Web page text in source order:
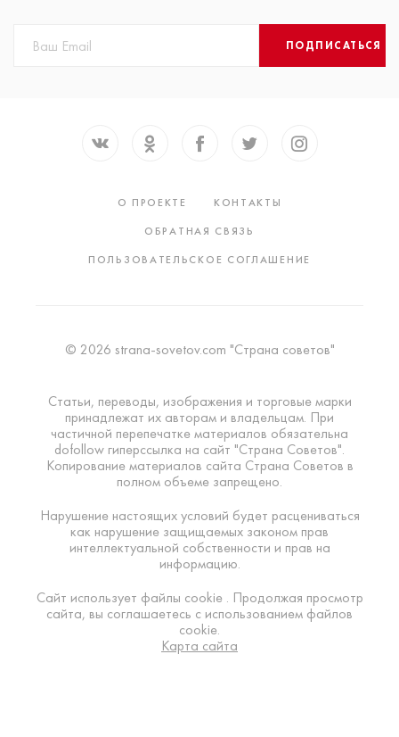
ПОДПИСАТЬСЯ
О ПРОЕКТЕ
КОНТАКТЫ
ОБРАТНАЯ СВЯЗЬ
ПОЛЬЗОВАТЕЛЬСКОЕ СОГЛАШЕНИЕ
© 2026 strana-sovetov.com "Страна советов"
Статьи, переводы, изображения и торговые марки
принадлежат их авторам и владельцам. При
частичной перепечатке материалов обязательна
dofollow гиперссылка на сайт "Страна Советов".
Копирование материалов сайта Страна Советов в
полном объеме запрещено.
Нарушение настоящих условий будет расцениваться
как нарушение защищаемых законом прав
интеллектуальной собственности и прав на
информацию.
Сайт использует файлы cookie . Продолжая просмотр
сайта, вы соглашаетесь с использованием файлов
cookie.
Карта сайта